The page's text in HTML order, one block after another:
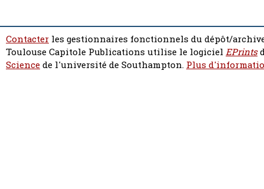
Contacter les gestionnaires fonctionnels du dépôt/
Toulouse Capitole Publications utilise le logiciel EPrints
Sciencede l'université de Southampton. Plus